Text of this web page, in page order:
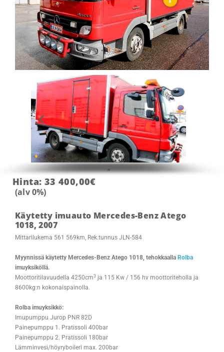
Hinta: 33 400,00€
(alv 0%)
Käytetty imuauto Mercedes-Benz Atego
1018, 2007
Mittarilukema 561 569km, Rek.tunnus JLN-584
Myynnissä käytetty Mercedes-Benz Atego 1018, tehokkaalla Rolba
imuyksiköllä.
Moottoritilavuudella 4250cm3 ja 115 Kw / 156 hv moottoriteholla ja
8600kg:n kokonaispainolla.
Rolba imuyksikkö:
Imupumppu Jurop PNR 82D
Painepumppu 1. Pratissoli 400bar
Painepumppu 2. Pratissoli 180bar
Lämminvesi/höyryboileri max. 200bar